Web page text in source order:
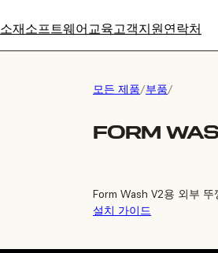
소재소프트웨어교육고객지원연락처
모든 제품/부품/
FORM
Form Wash V2용 외부 뚜
설치 가이드